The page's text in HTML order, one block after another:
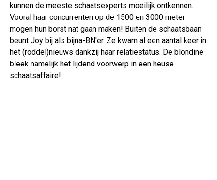
kunnen de meeste schaatsexperts moeilijk ontkennen.
Vooral haar concurrenten op de 1500 en 3000 meter
mogen hun borst nat gaan maken! Buiten de schaatsbaan
beunt Joy bij als bijna-BN'er. Ze kwam al een aantal keer in
het (roddel)nieuws dankzij haar relatiestatus. De blondine
bleek namelijk het lijdend voorwerp in een heuse
schaatsaffaire!